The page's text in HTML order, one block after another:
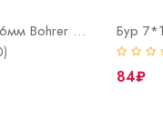
Рулетка 2м х 16мм Bohrer Мастер с боковым фиксатором, обрезиненный ударопрочный корпус Бур
84₽